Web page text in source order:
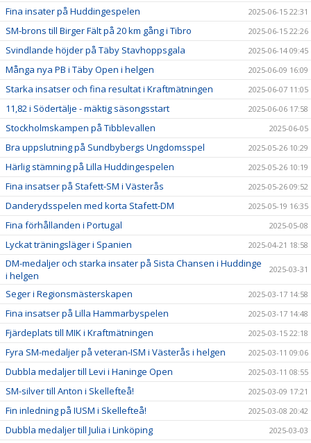
Fina insater på Huddingespelen 2025-06-15 22:31
SM-brons till Birger Fält på 20 km gång i Tibro 2025-06-15 22:26
Svindlande höjder på Täby Stavhoppsgala 2025-06-14 09:45
Många nya PB i Täby Open i helgen 2025-06-09 16:09
Starka insatser och fina resultat i Kraftmätningen 2025-06-07 11:05
11,82 i Södertälje - mäktig säsongsstart 2025-06-06 17:58
Stockholmskampen på Tibblevallen 2025-06-05
Bra uppslutning på Sundbybergs Ungdomsspel 2025-05-26 10:29
Härlig stämning på Lilla Huddingespelen 2025-05-26 10:19
Fina insatser på Stafett-SM i Västerås 2025-05-26 09:52
Danderydsspelen med korta Stafett-DM 2025-05-19 16:35
Fina förhållanden i Portugal 2025-05-08
Lyckat träningsläger i Spanien 2025-04-21 18:58
DM-medaljer och starka insater på Sista Chansen i Huddinge
i helgen
2025-03-31
Seger i Regionsmästerskapen 2025-03-17 14:58
Fina insatser på Lilla Hammarbyspelen 2025-03-17 14:48
Fjärdeplats till MIK i Kraftmätningen 2025-03-15 22:18
Fyra SM-medaljer på veteran-ISM i Västerås i helgen 2025-03-11 09:06
Dubbla medaljer till Levi i Haninge Open 2025-03-11 08:55
SM-silver till Anton i Skellefteå! 2025-03-09 17:21
Fin inledning på IUSM i Skellefteå! 2025-03-08 20:42
Dubbla medaljer till Julia i Linköping 2025-03-03